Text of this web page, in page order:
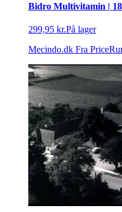
Bidro Multivitamin |
299,95 kr.På lager
Mecindo.dk Fra